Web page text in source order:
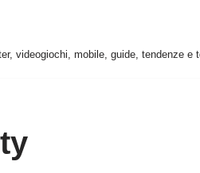
videogiochi, mobile, guide, tendenze e